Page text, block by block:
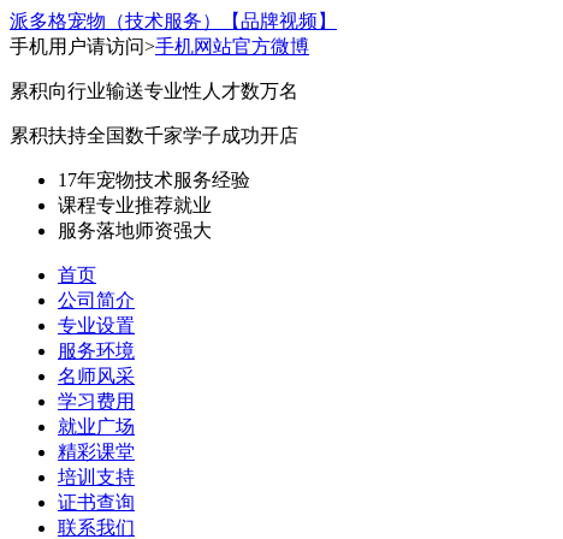
派多格宠物（技术服务）
【品牌视频】
手机用户请访问>手机网站官方微博
累积向行业输送专业性人才数万名
累积扶持全国数千家学子成功开店
17年宠物技术服务经验
课程专业推荐就业
服务落地师资强大
首页
公司简介
专业设置
服务环境
名师风采
学习费用
就业广场
精彩课堂
培训支持
证书查询
联系我们